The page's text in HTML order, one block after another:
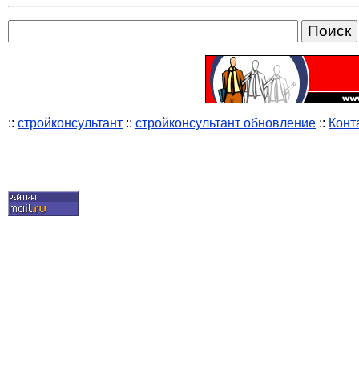
:: стройконсультант :: стройконсультант обновление ::